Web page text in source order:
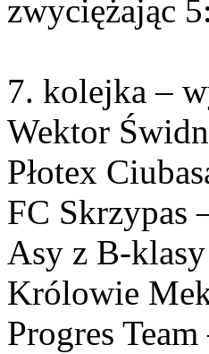
zwyciężając
7. kolejka –
Wektor
Płotex
FC Skrzypas
Asy z B-
Królowie
Progres